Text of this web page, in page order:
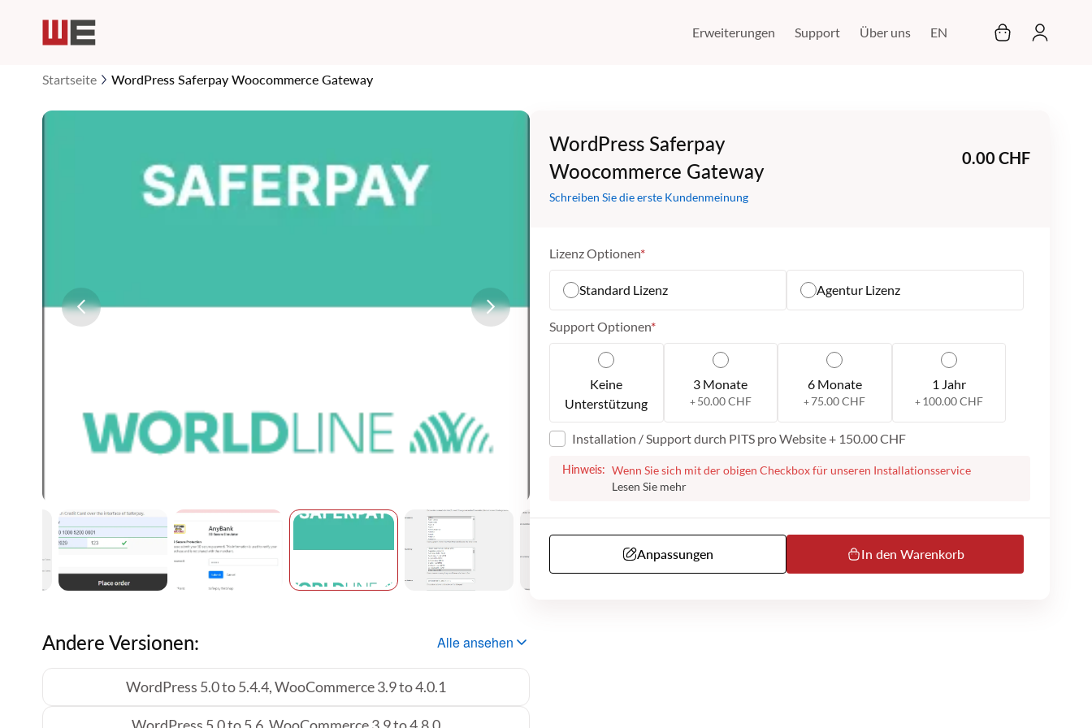
Mein
EN
Erweiterungen Support Über uns
Startseite WordPress Saferpay Woocommerce Gateway
Zum
Bildgalerie
Andere Versionen: Alle ansehen
WordPress 5.0 to 5.4.4, WooCommerce 3.9 to 4.0.1
WordPress Saferpay
Woocommerce Gateway
0.00 CHF
Schreiben Sie die erste Kundenmeinung
Lizenz Optionen
Standard Lizenz Agentur Lizenz
Support Optionen
Keine
Unterstützung
3 Monate
+ 50.00 CHF
6 Monate
+75.00 CHF
1 Jahr
+ 100.00 CHF
Installation / Support durch PITS pro Website+ 150.00 CHF
Hinweis: Wenn Sie sich mit der obigen Checkbox für unseren Installationsservice
entscheiden, helfen wir Ihnen bei der Installation des plugins auf Ihrer Website.
Schritten fortzufahren. Es besteht z.B. die Möglichkeit eine Remote-Sitzung per
Microsoft Teams durchzuführen. Auch werden wir zusätzliche Informationen
von Ihnen benötigen, um die Installation durchführen zu können (z.B. Logins,
daten, etc...). Bitte beachten Sie beim Kauf auch, dass wir keinen telefonischen
Anpassungen In den Warenkorb